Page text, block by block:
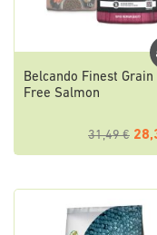
Belcando Finest Grain
Free Salmon
31,49 €